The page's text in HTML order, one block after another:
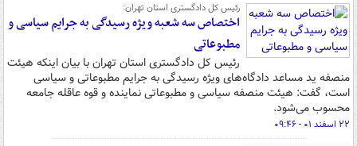
رئیس کل دادگستری استان تهران:
اختصاص سه شعبه ویژه رسیدگی به جرایم سیاسی و
مطبوعاتی
رئیس کل دادگستری استان تهران با بیان اینکه هیئت
منصفه ید مساعد دادگاه‌های ویژه رسیدگی به جرایم مطبوعاتی و سیاسی
است، گفت: هیئت منصفه سیاسی و مطبوعاتی نماینده و قوه عاقله جامعه
محسوب می‌شود.
۲۲ اسفند ۰۱ - ۰۹:۴۶